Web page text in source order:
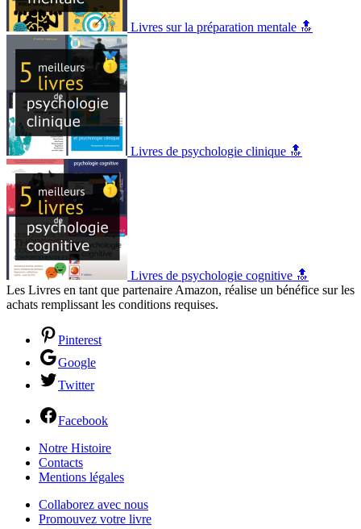
Livres sur la préparation mentale 🔝
Livres de psychologie clinique 🔝
Livres de psychologie cognitive 🔝
Les Livres en tant que partenaire Amazon, réalise un bénéfice sur les
achats remplissant les conditions requises.
Pinterest
Google
Twitter
Facebook
Notre Histoire
Contacts
Mentions légales
Collaborez avec nous
Promouvez votre livre